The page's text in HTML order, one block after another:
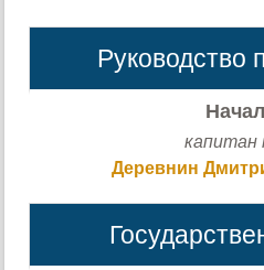
Руководство
капитан
Деревнин